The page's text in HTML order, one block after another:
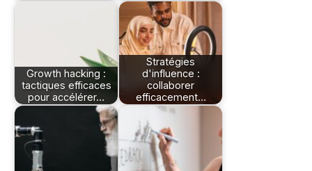
Growth hacking :
tactiques efficaces
pour accélérer…
Stratégies
d'influence :
collaborer
efficacement…